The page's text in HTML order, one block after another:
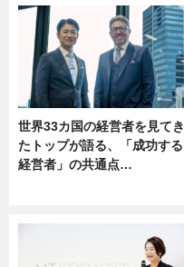
世界33カ国の経営者を見てき
たトップが語る、「成功する
経営者」の共通点…